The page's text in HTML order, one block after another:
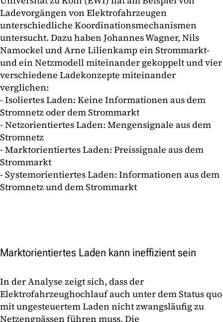
Ladevorgängen von Elektrofahrzeugen
unterschiedliche Koordinationsmechanismen
untersucht. Dazu haben Johannes Wagner, Nils
Namockel und Arne Lilienkamp ein Strommarkt-
und ein Netzmodell miteinander gekoppelt und vier
verschiedene Ladekonzepte miteinander
verglichen:
- Isoliertes Laden: Keine Informationen aus dem
Stromnetz oder dem Strommarkt
- Netzorientiertes Laden: Mengensignale aus dem
Stromnetz
- Marktorientiertes Laden: Preissignale aus dem
Strommarkt
- Systemorientiertes Laden: Informationen aus dem
Stromnetz und dem Strommarkt
Marktorientiertes Laden kann ineffizient sein
In der Analyse zeigt sich, dass der
Elektrofahrzeughochlauf auch unter dem Status quo
mit ungesteuertem Laden nicht zwangsläufig zu
Netzengpässen führen muss. Die